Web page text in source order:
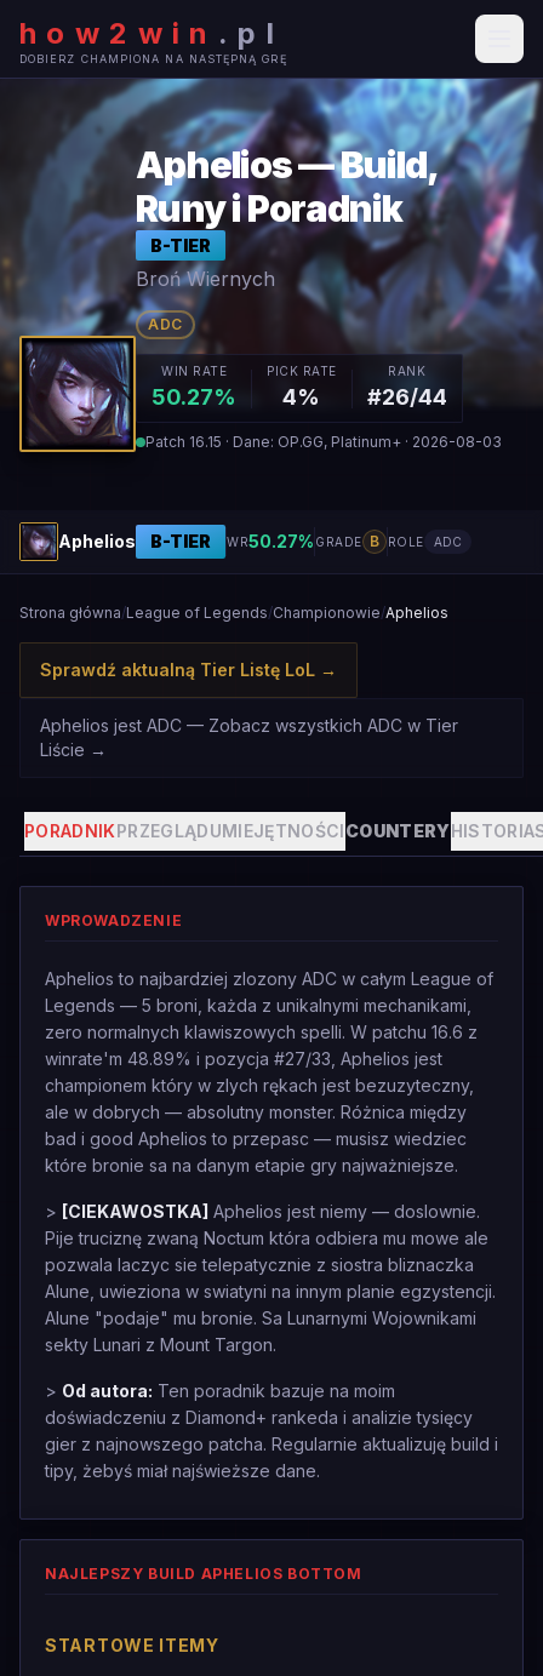
how2win . pl
DOBIERZ CHAMPIONA NA NASTĘPNĄ GRĘ
Aphelios — Build,
Runy i Poradnik
B-TIER
Broń Wiernych
ADC
WIN RATE
50.27%
PICK RATE
4%
RANK
#26/44
Patch 16.15 · Dane: OP.GG, Platinum+ · 2026-08-03
Aphelios B-TIER WR50.27% GRADE B ROLE ADC
Strona główna/League of Legends/Championowie/Aphelios
Sprawdź aktualną Tier Listę LoL →
Aphelios jest ADC — Zobacz wszystkich ADC w Tier
Liście →
PORADNIKPRZEGLĄDUMIEJĘTNOŚCICOUNTERYHISTORIA
WPROWADZENIE
Aphelios to najbardziej zlozony ADC w całym League of
Legends — 5 broni, każda z unikalnymi mechanikami,
zero normalnych klawiszowych spelli. W patchu 16.6 z
winrate'm 48.89% i pozycja #27/33, Aphelios jest
championem który w zlych rękach jest bezuzyteczny,
ale w dobrych — absolutny monster. Różnica między
bad i good Aphelios to przepasc — musisz wiedziec
które bronie sa na danym etapie gry najważniejsze.
> [CIEKAWOSTKA] Aphelios jest niemy — doslownie.
Pije truciznę zwaną Noctum która odbiera mu mowe ale
pozwala laczyc sie telepatycznie z siostra bliznaczka
Alune, uwieziona w swiatyni na innym planie egzystencji.
Alune "podaje" mu bronie. Sa Lunarnymi Wojownikami
sekty Lunari z Mount Targon.
> Od autora: Ten poradnik bazuje na moim
doświadczeniu z Diamond+ rankeda i analizie tysięcy
gier z najnowszego patcha. Regularnie aktualizuję build i
tipy, żebyś miał najświeższe dane.
NAJLEPSZY BUILD APHELIOS BOTTOM
STARTOWE ITEMY